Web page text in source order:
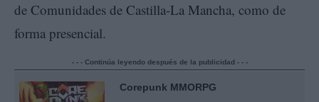
de Comunidades de Castilla-La Mancha, como de
forma presencial.
- - - Continúa leyendo después de la publicidad - - -
Corepunk MMORPG